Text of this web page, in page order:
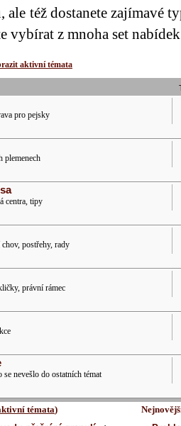
ale též dostanete zajímavé
vybírat z mnoha set
aktivní témata
pro pejsky
plemenech
centra, tipy
postřehy, rady
právní rámec
nevešlo do ostatních témat
témata)